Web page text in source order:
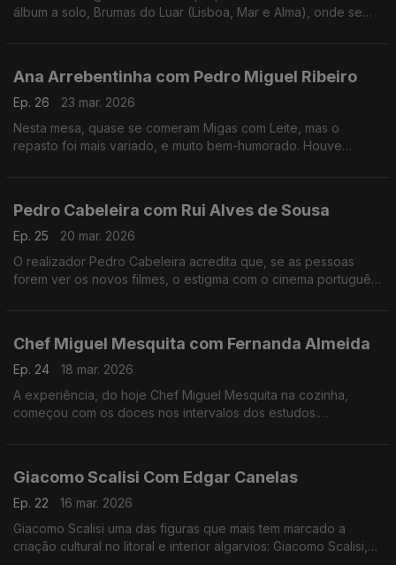
álbum a solo, Brumas do Luar (Lisboa, Mar e Alma), onde se
Ana Arrebentinha com Pedro Miguel Ribeiro
Ep. 26
23 mar. 2026
Nesta mesa, quase se comeram Migas com Leite, mas o
repasto foi mais variado, e muito bem-humorado. Houve
Pedro Cabeleira com Rui Alves de Sousa
Ep. 25
20 mar. 2026
O realizador Pedro Cabeleira acredita que, se as pessoas
forem ver os novos filmes, o estigma com o cinema português
Chef Miguel Mesquita com Fernanda Almeida
Ep. 24
18 mar. 2026
A experiência, do hoje Chef Miguel Mesquita na cozinha,
começou com os doces nos intervalos dos estudos.
Giacomo Scalisi Com Edgar Canelas
Ep. 22
16 mar. 2026
Giacomo Scalisi uma das figuras que mais tem marcado a
criação cultural no litoral e interior algarvios: Giacomo Scalisi,